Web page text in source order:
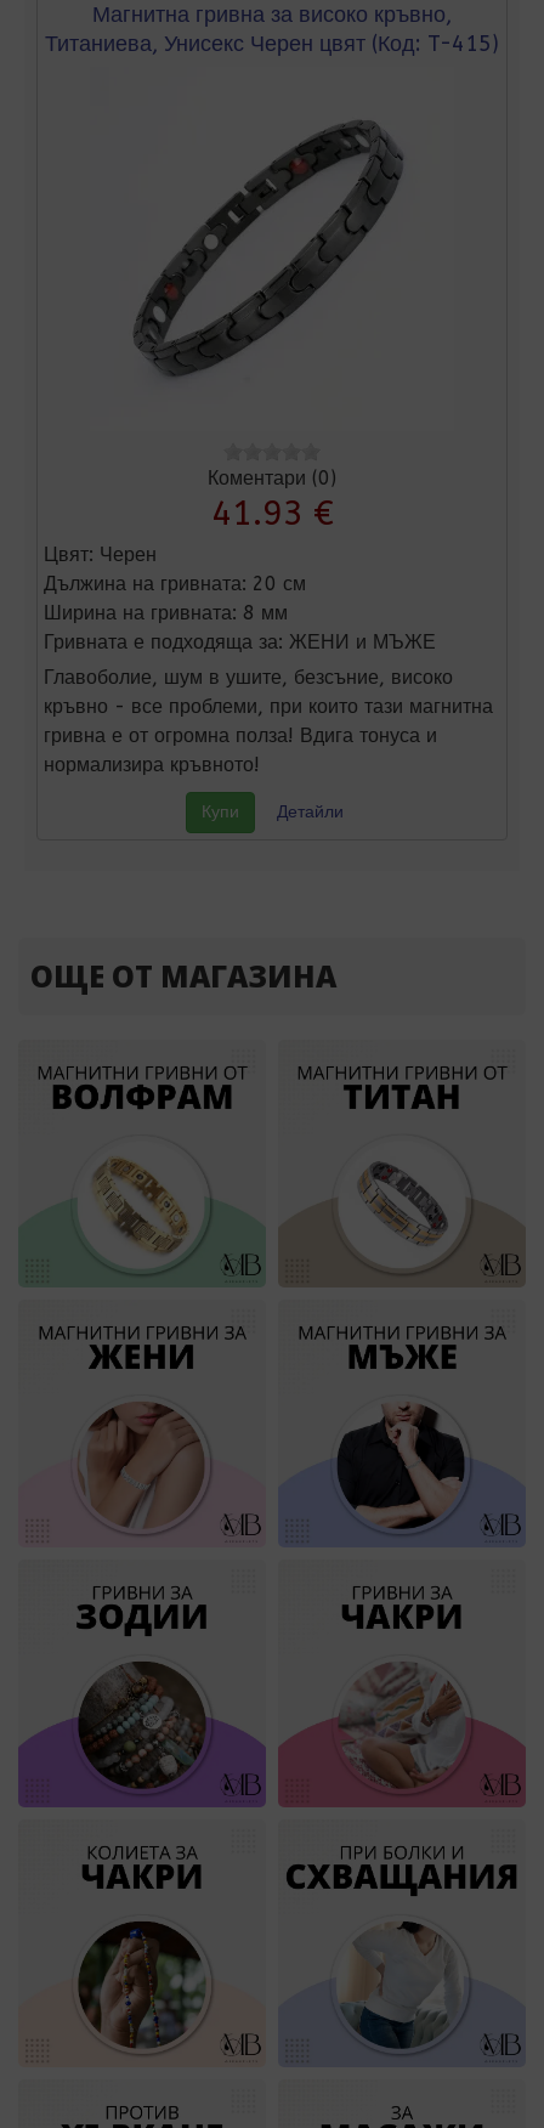
Магнитна гривна за високо кръвно,
Титаниева, Унисекс Черен цвят (Код: T-415)
Коментари (0)
41.93 €
Цвят: Черен
Дължина на гривната: 20 см
Ширина на гривната: 8 мм
Гривната е подходяща за: ЖЕНИ и МЪЖЕ
Главоболие, шум в ушите, безсъние, високо
кръвно - все проблеми, при които тази магнитна
гривна е от огромна полза! Вдига тонуса и
нормализира кръвното!
Купи Детайли
ОЩЕ ОТ МАГАЗИНА